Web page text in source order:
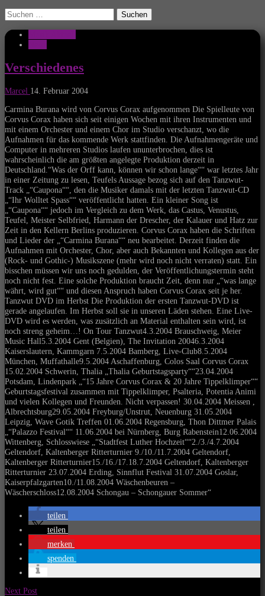
Suchen
nach:
Verschiedenes
Marcel 14. Februar 2004
Carmina Burana wird von Corvus Corax aufgenommen Die Spielleute von
Corvus Corax haben sich seit einigen Wochen mit ihren Instrumenten und
mit einem Orchester und einem Chor im Studio verschanzt, wo die
Aufnahmen für das kommende Werk stattfinden. Die Aufnahmengeräte und
Computer in mehreren Studios laufen ununterbrochen, dies ist
wahrscheinlich die am größten angelegte Produktion derzeit in
Deutschland.“Was der Orff kann, können wir schon lange““ war letztes Jahr
in einer Zeitung zu lesen, Teufels Aussage bezog sich auf den Tanzwut-
Track „“Caupona““, den die Musiker damals mit der letzten Tanzwut-CD
„“Ihr Wolltet Spass““ veröffentlicht hatten. Ein kleiner Song ist
„“Caupona““ jedoch im Vergleich zu dem Werk, das Castus, Venustus,
Teufel, Meister Selbfried, Harmann der Drescher, der Kalauer und Hatz zur
Zeit in den Kellern Berlins produzieren. Corvus Corax haben die Schriften
und Lieder der „“Carmina Burana““ neu bearbeitet. Derzeit finden die
Aufnahmen mit Orchester, Chor, aber auch Bekannten und Kollegen aus der
(Rock- und Gothic-) Musikszene (mehr wird noch nicht verraten) statt. Ein
bisschen müssen wir uns noch gedulden, der Veröffentlichungstermin steht
noch nicht fest. Eine solche Produktion braucht Zeit, denn nur „“was lange
währt, wird gut““ und diesen Anspruch haben Corvus Corax seit je her.
Tanzwut DVD im Herbst Die Produktion der ersten Tanzwut-DVD ist
gerade angelaufen. Im Herbst soll sie in unseren Läden stehen. Eine Live-
DVD wird es werden, was zusätzlich an Material enthalten sein wird, ist
noch streng geheim…! On Tour Tanzwut4.3.2004 Brauschweig, Meier
Music Hall5.3.2004 Gent (Belgien), The Invitation 20046.3.2004
Kaiserslautern, Kammgarn 7.5.2004 Bamberg, Live-Club8.5.2004
München, Muffathalle9.5.2004 Aschaffenburg, Colos Saal Corvus Corax
15.02.2004 Schwerin, Thalia „Thalia Geburtstagsparty““23.04.2004
Potsdam, Lindenpark „“15 Jahre Corvus Corax & 20 Jahre Tippelklimper““
Geburtstagsfestival zusammen mit Tippelklimper, Psalteria, Potentia Animi
und vielen Kollegen und Freunden. Nicht verpassen! 30.04.2004 Meissen ,
Albrechtsburg29.05.2004 Freyburg/Unstrut, Neuenburg 31.05.2004
Leipzig, Wave Gotik Treffen 01.06.2004 Regensburg, Thon Dittmer Palais
„“Palazzo Festival““ 11.06.2004 bei Nürnberg, Burg Rabenstein12.06.2004
Wittenberg, Schlosswiese „“Stadtfest Luther Hochzeit““2./3./4.7.2004
Geltendorf, Kaltenberger Ritterturnier 9./10./11.7.2004 Geltendorf,
Kaltenberger Ritterturnier15./16./17.18.7.2004 Geltendorf, Kaltenberger
Ritterturnier 23.07.2004 Erding, Sinnflut Festival 31.07.2004 Goslar,
Kaiserpfalzgarten10./11.08.2004 Wäschenbeuren –
Wäscherschloss12.08.2004 Schongau – Schongauer Sommer“
teilen
teilen
merken
spenden
Next Post